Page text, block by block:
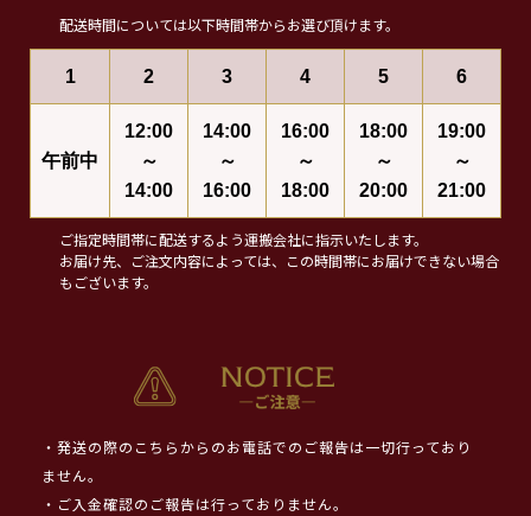
配送時間については以下時間帯からお選び頂けます。
1 2 3 4 5 6
午前中
12:00
～
14:00
14:00
～
16:00
16:00
～
18:00
18:00
～
20:00
19:00
～
21:00
ご指定時間帯に配送するよう運搬会社に指示いたします。
お届け先、ご注文内容によっては、この時間帯にお届けできない場合
もございます。
・発送の際のこちらからのお電話でのご報告は一切行っており
ません。
・ご入金確認のご報告は行っておりません。